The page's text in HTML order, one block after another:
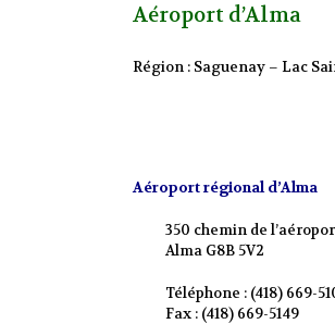
Aéroport d’Alma
Région : Saguenay – Lac
Aéroport régional d’Alma
350 chemin de
Alma G8B 5V2
Téléphone : (418) 669-
Fax : (418) 669-5149